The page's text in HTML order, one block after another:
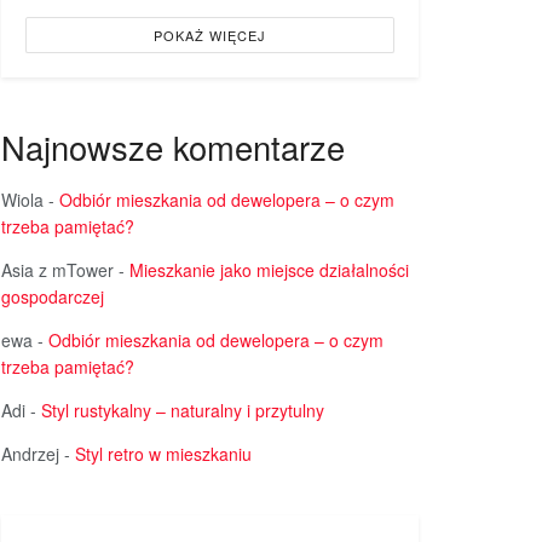
POKAŻ WIĘCEJ
Najnowsze komentarze
Wiola - Odbiór mieszkania od dewelopera – o czym
trzeba pamiętać?
Asia z mTower - Mieszkanie jako miejsce działalności
gospodarczej
ewa - Odbiór mieszkania od dewelopera – o czym
trzeba pamiętać?
Adi - Styl rustykalny – naturalny i przytulny
Andrzej - Styl retro w mieszkaniu